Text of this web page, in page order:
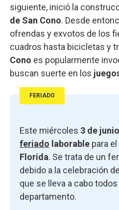
siguiente, inició la
de San Cono. Desde
ofrendas y exvotos de los
cuadros hasta bicicletas y
Cono es popularmente
buscan suerte en los
FERIADO
Este miércoles 3 de junio
feriado laborable para el
Florida. Se trata de un
debido a la celebración del
que se lleva a cabo
departamento.